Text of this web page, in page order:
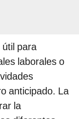
para
laborales o
anticipado. La
la